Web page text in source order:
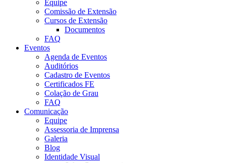
Equipe
Comissão de Extensão
Cursos de Extensão
Documentos
FAQ
Eventos
Agenda de Eventos
Auditórios
Cadastro de Eventos
Certificados FE
Colação de Grau
FAQ
Comunicação
Equipe
Assessoria de Imprensa
Galeria
Blog
Identidade Visual